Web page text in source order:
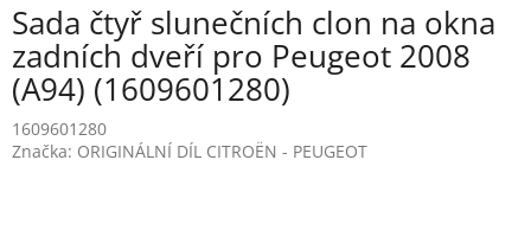
Sada čtyř slunečních clon na okna
zadních dveří pro Peugeot 2008
(A94) (1609601280)
1609601280
Značka: ORIGINÁLNÍ DÍL CITROËN - PEUGEOT